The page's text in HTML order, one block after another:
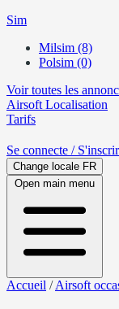
Sim
Milsim (8)
Polsim (0)
Voir toutes les
Airsoft Localisation
Tarifs
Se connecte /
Change locale FR
Open main menu
Accueil /Airsoft